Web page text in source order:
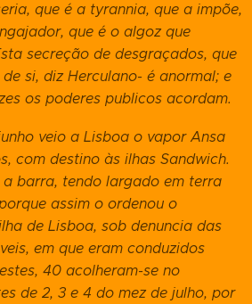
que é a tyrannia, que a impõe,
que é o algoz que
secreção de desgraçados, que
si, diz Herculano- é anormal; e
os poderes publicos acordam.
veio a Lisboa o vapor Ansa
com destino às ilhas Sandwich.
a barra, tendo largado em terra
assim o ordenou o
de Lisboa, sob denuncia das
em que eram conduzidos
40 acolheram-se no
de 2, 3 e 4 do mez de julho, por